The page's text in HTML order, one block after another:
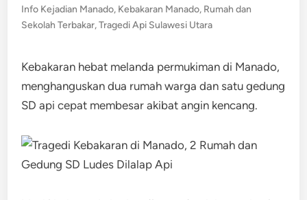
in
Info Kejadian Manado, Kebakaran Manado, Rumah dan
Sekolah Terbakar,Tragedi Api Sulawesi Utara
Kebakaran hebat melanda permukiman di Manado,
menghanguskan dua rumah warga dan satu gedung
SD api cepat membesar akibat angin kencang.